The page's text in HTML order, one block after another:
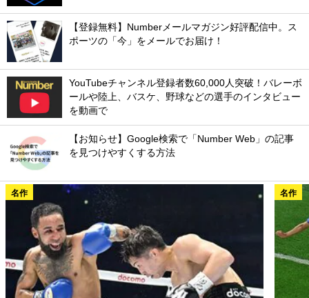
【登録無料】Numberメールマガジン好評配信中。ス
ポーツの「今」をメールでお届け！
YouTubeチャンネル登録者数60,000人突破！バレーボ
ールや陸上、バスケ、野球などの選手のインタビュー
を動画で
【お知らせ】Google検索で「Number Web」の記事
を見つけやすくする方法
名作 名作